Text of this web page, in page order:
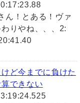
ん！とある！ヴァ
りやね、、、2:
ど今までに負けた
できない